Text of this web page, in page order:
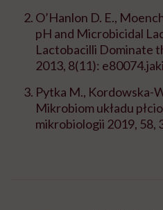
O’Hanlon D. E.,
pH and Microbicidal
Lactobacilli Dominate
2013, 8(11):
Pytka M., Kordowska-
Mikrobiom układu
mikrobiologii 2019, 58,